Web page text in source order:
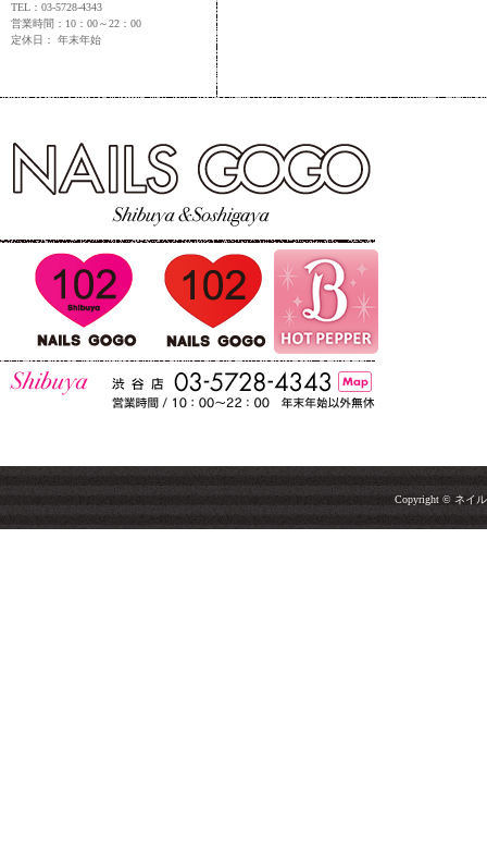
TEL：03-5728-4343
営業時間：10：00～22：00
定休日： 年末年始
Copyright © ネイル